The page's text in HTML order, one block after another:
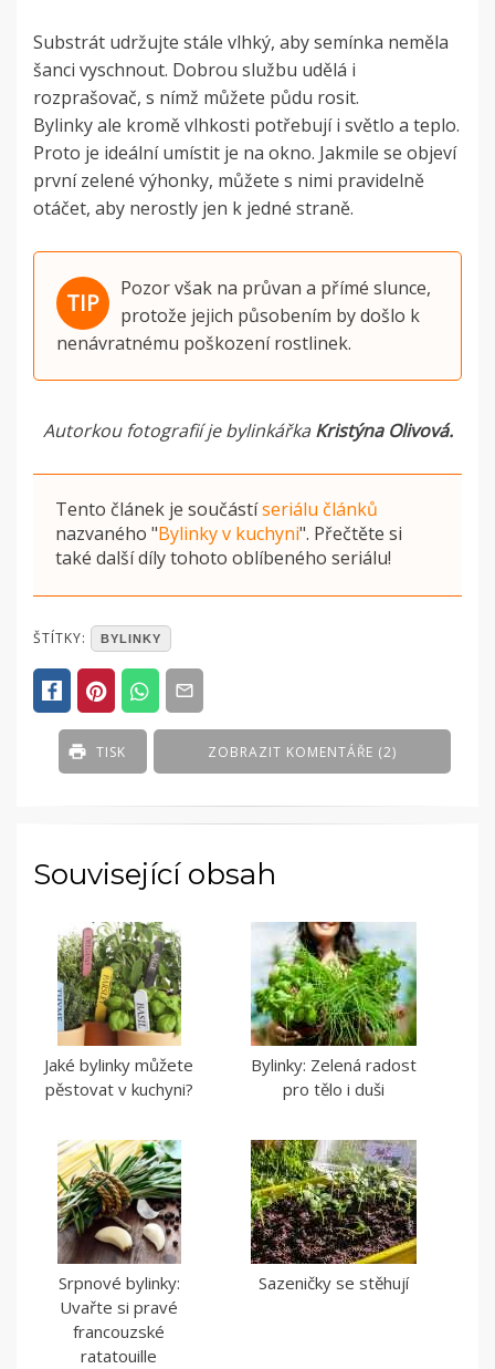
Substrát udržujte stále vlhký, aby semínka neměla
šanci vyschnout. Dobrou službu udělá i
rozprašovač, s nímž můžete půdu rosit.
Bylinky ale kromě vlhkosti potřebují i světlo a teplo.
Proto je ideální umístit je na okno. Jakmile se objeví
první zelené výhonky, můžete s nimi pravidelně
otáčet, aby nerostly jen k jedné straně.
Pozor však na průvan a přímé slunce,
protože jejich působením by došlo k
nenávratnému poškození rostlinek.
Autorkou fotografií je bylinkářka Kristýna Olivová.
Tento článek je součástíseriálu článků
nazvaného "Bylinky v kuchyni". Přečtěte si
také další díly tohoto oblíbeného seriálu!
POSTED
ČLÁNKY
ŠTÍTKY: BYLINKY
ZOBRAZIT KOMENTÁŘE (2)
TISK
Související obsah
Jaké bylinky můžete
pěstovat v kuchyni?
Bylinky: Zelená radost
pro tělo i duši
Srpnové bylinky:
Uvařte si pravé
francouzské
ratatouille
Sazeničky se stěhují